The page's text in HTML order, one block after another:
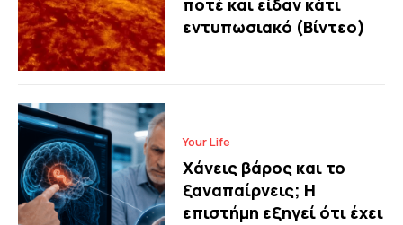
ποτέ και είδαν κάτι
εντυπωσιακό (Βίντεο)
Your Life
Χάνεις βάρος και το
ξαναπαίρνεις; Η
επιστήμη εξηγεί ότι έχει